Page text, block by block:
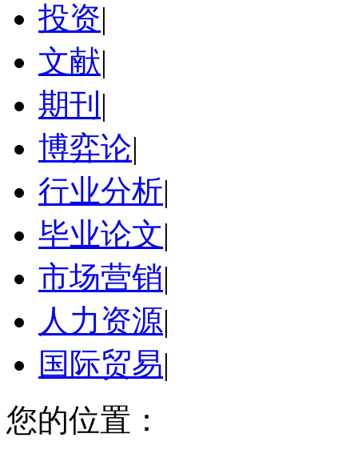
投资|
文献|
期刊 |
博弈论|
行业分析|
毕业论文|
市场营销|
人力资源|
国际贸易|
您的位置：